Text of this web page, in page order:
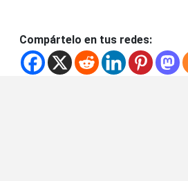
Compártelo en tus redes: